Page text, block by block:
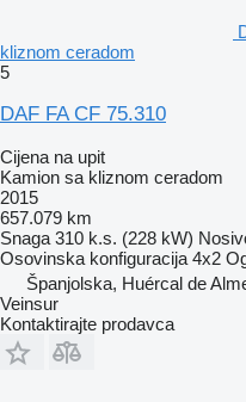
kliznom ceradom
5
DAF FA CF 75.310
Cijena na upit
Kamion sa kliznom ceradom
2015
657.079 km
Snaga 310 k.s. (228 kW)
Osovinska konfiguracija 4x2
Španjolska, Huércal de
Veinsur
Kontaktirajte prodavca